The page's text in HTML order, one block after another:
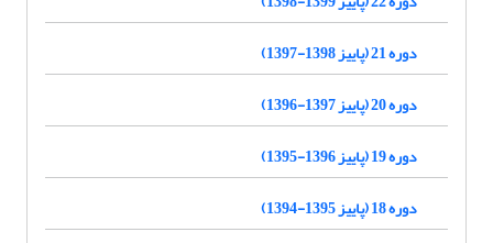
دوره 21 (پاییز 1398-1397)
دوره 20 (پاییز 1397-1396)
دوره 19 (پاییز 1396-1395)
دوره 18 (پاییز 1395-1394)